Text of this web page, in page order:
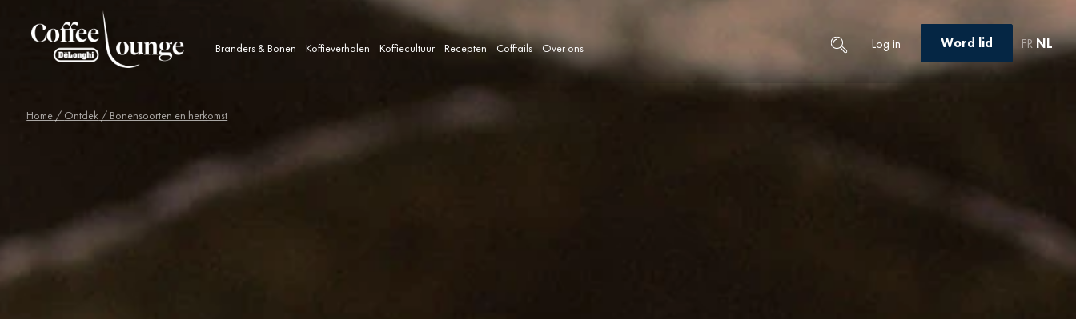
Branders & Bonen Koffieverhalen Koffiecultuur Recepten Cofftails Over ons Log in Word lid FR NL
Home / Ontdek / Bonensoorten en herkomst